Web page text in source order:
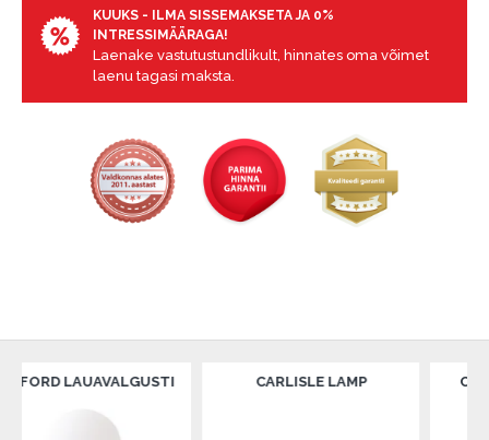
KUUKS - ILMA SISSEMAKSETA JA 0%
INTRESSIMÄÄRAGA!
Laenake vastutustundlikult, hinnates oma võimet
laenu tagasi maksta.
CARLISLE LAMP
CARLISLE LED